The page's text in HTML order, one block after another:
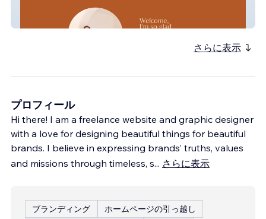
Stevie Wright
さらに表示
プロフィール
Hi there! I am a freelance website and graphic designer
with a love for designing beautiful things for beautiful
brands. I believe in expressing brands’ truths, values
and missions through timeless, s... さらに表示
ブランディング
ホームページの引っ越し